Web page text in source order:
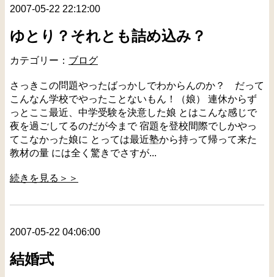
2007-05-22 22:12:00
ゆとり？それとも詰め込み？
カテゴリー： ブログ
さっきこの問題やったばっかしでわからんのか？ だって
こんなん学校でやったことないもん！（娘） 連休からず
っとここ最近、中学受験を決意した娘 とはこんな感じで
夜を過ごしてるのだが今まで 宿題を登校間際でしかやっ
てこなかった娘に とっては最近塾から持って帰って来た
教材の量 には全く驚きでさすが...
続きを見る＞＞
2007-05-22 04:06:00
結婚式